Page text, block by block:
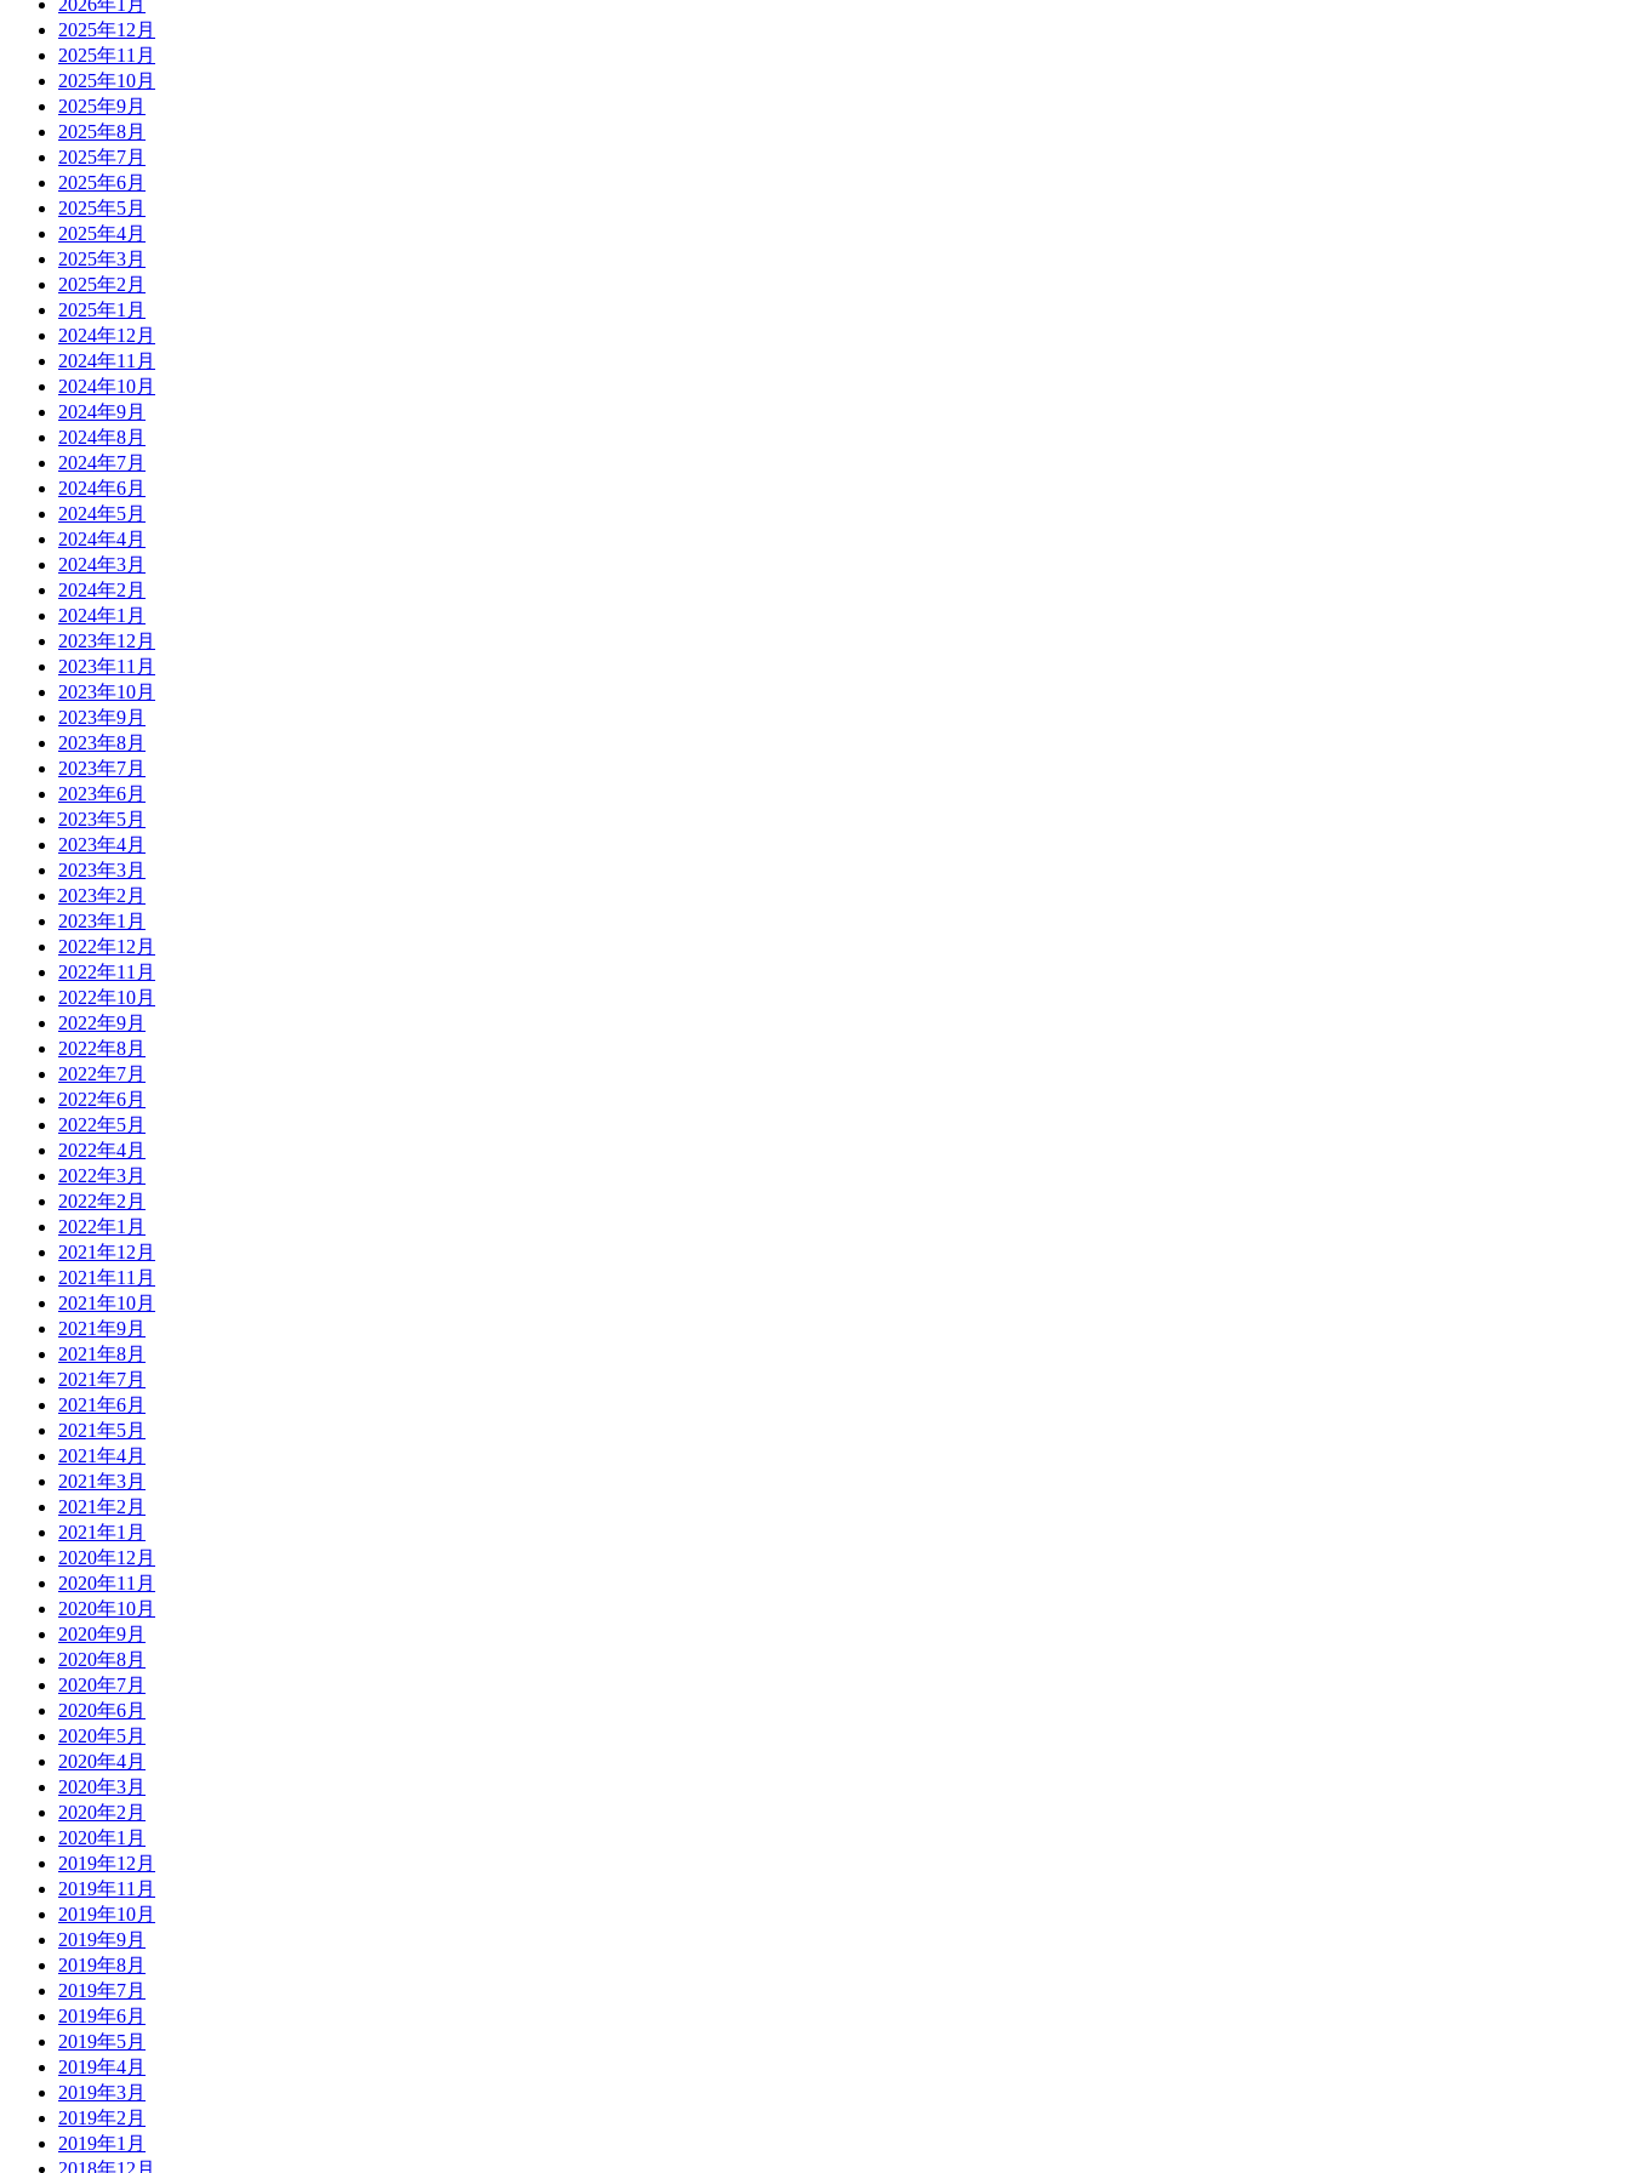
2026年1月
2025年12月
2025年11月
2025年10月
2025年9月
2025年8月
2025年7月
2025年6月
2025年5月
2025年4月
2025年3月
2025年2月
2025年1月
2024年12月
2024年11月
2024年10月
2024年9月
2024年8月
2024年7月
2024年6月
2024年5月
2024年4月
2024年3月
2024年2月
2024年1月
2023年12月
2023年11月
2023年10月
2023年9月
2023年8月
2023年7月
2023年6月
2023年5月
2023年4月
2023年3月
2023年2月
2023年1月
2022年12月
2022年11月
2022年10月
2022年9月
2022年8月
2022年7月
2022年6月
2022年5月
2022年4月
2022年3月
2022年2月
2022年1月
2021年12月
2021年11月
2021年10月
2021年9月
2021年8月
2021年7月
2021年6月
2021年5月
2021年4月
2021年3月
2021年2月
2021年1月
2020年12月
2020年11月
2020年10月
2020年9月
2020年8月
2020年7月
2020年6月
2020年5月
2020年4月
2020年3月
2020年2月
2020年1月
2019年12月
2019年11月
2019年10月
2019年9月
2019年8月
2019年7月
2019年6月
2019年5月
2019年4月
2019年3月
2019年2月
2019年1月